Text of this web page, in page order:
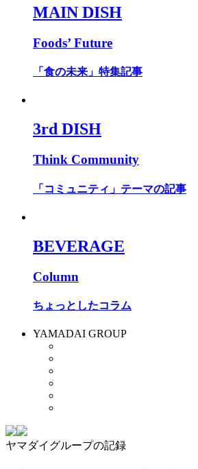
MAIN DISH
Foods’ Future
「食の未来」特集記事
3rd DISH
Think Community
「コミュニティ」テーマの記事
BEVERAGE
Column
ちょっとしたコラム
YAMADAI GROUP
ヤマダイグループの記録